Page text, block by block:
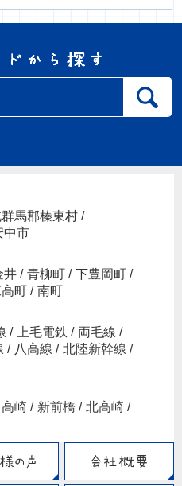
馬郡榛東村 /
中市
井 / 青柳町 / 下豊岡町 /
町 / 南町
/ 上毛電鉄 / 両毛線 /
/ 八高線 / 北陸新幹線 /
高崎 / 新前橋 / 北高崎 /